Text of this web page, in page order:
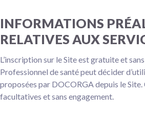
INFORMATIONS
RELATIVES AUX
L’inscription sur le Site est gratuite et
Professionnel de santé peut décider
proposées par DOCORGA depuis le
facultatives et sans engagement.